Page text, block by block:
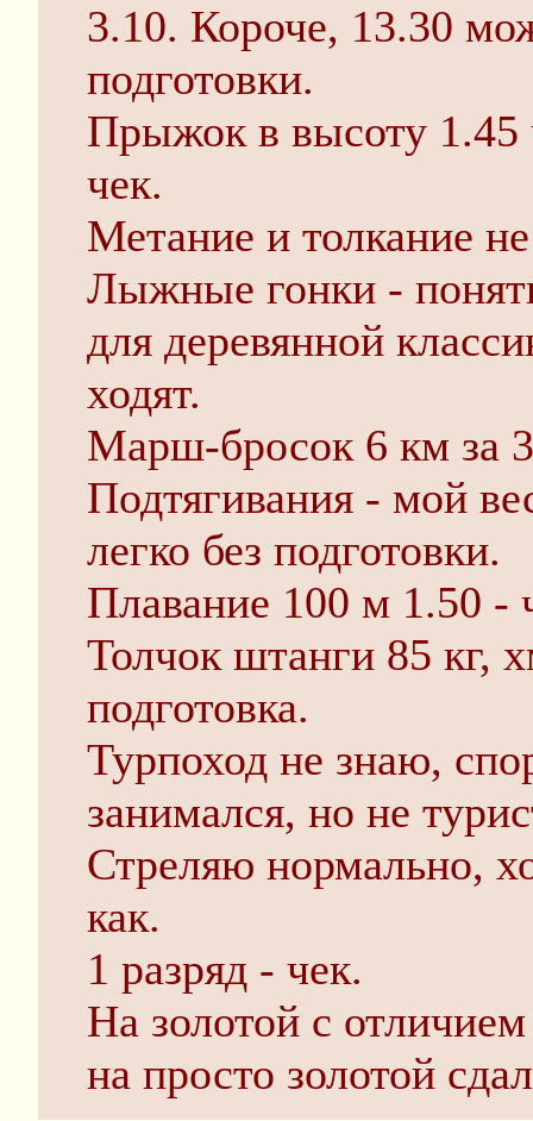
3.10. Короче, 13.30
подготовки.
Прыжок в высоту 1.45
чек.
Метание и толкание
Лыжные гонки -
для деревянной
ходят.
Марш-бросок 6 км за
Подтягивания - мой
легко без подготовки.
Плавание 100 м 1.50 -
Толчок штанги 85 кг,
подготовка.
Турпоход не знаю,
занимался, но не
Стреляю нормально,
как.
1 разряд - чек.
На золотой с
на просто золотой